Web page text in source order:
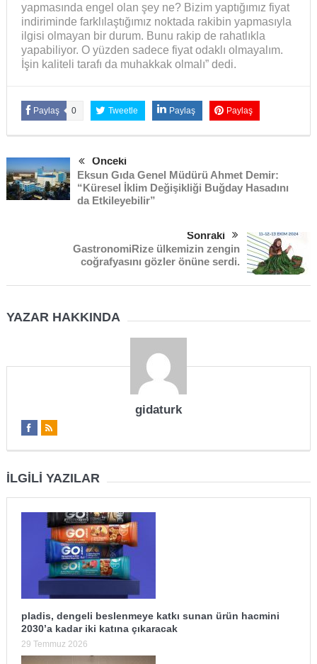
yapmasında engel olan şey ne? Bizim yaptığımız fiyat
indiriminde farklılaştığımız noktada rakibin yapmasıyla
ilgisi olmayan bir durum. Bunu rakip de rahatlıkla
yapabiliyor. O yüzden sadece fiyat odaklı olmayalım.
İşin kaliteli tarafı da muhakkak olmalı” dedi.
Paylaş 0 Tweetle Paylaş Paylaş
Önceki
Eksun Gıda Genel Müdürü Ahmet Demir:
“Küresel İklim Değişikliği Buğday Hasadını
da Etkileyebilir”
Sonraki
GastronomiRize ülkemizin zengin
coğrafyasını gözler önüne serdi.
YAZAR HAKKINDA
gidaturk
İLGILI YAZILAR
pladis, dengeli beslenmeye katkı sunan ürün hacmini
2030’a kadar iki katına çıkaracak
29 Temmuz 2026